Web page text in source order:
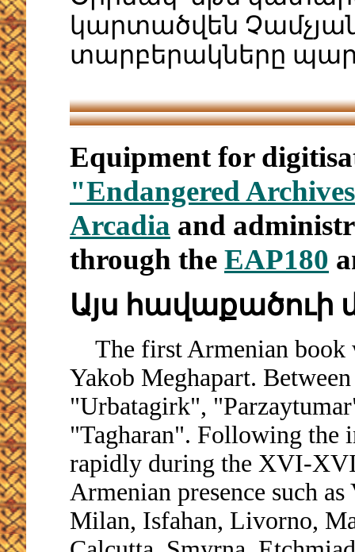
կարտածվեն
տարբերակները
Equipment for
"Endangered
Arcadia and
through the EAP180
Այս հավաքածուի
The first Armenian book
Yakob Meghapart.
"Urbatagirk",
"Tagharan". Following the
rapidly during the XVI-
Armenian presence such
Milan, Isfahan, Livorno,